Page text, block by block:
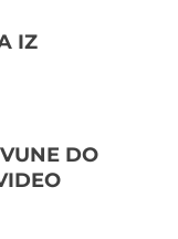
IZ
DO